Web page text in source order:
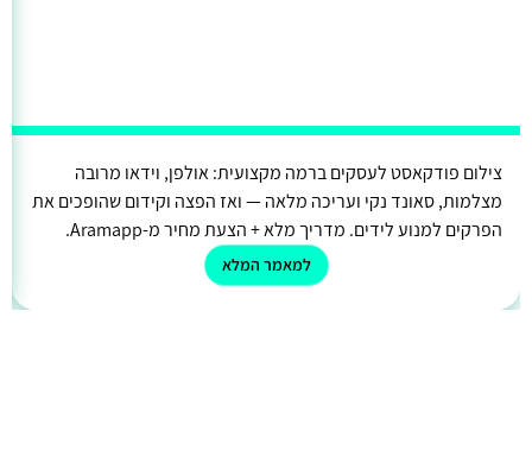
צילום פודקאסט לעסקים ברמה מקצועית: אולפן, וידאו מרובה
מצלמות, סאונד נקי ועריכה מלאה — ואז הפצה וקידום שהופכים את
הפרקים למנוע לידים. מדריך מלא + הצעת מחיר מ-Aramapp.
למאמר המלא